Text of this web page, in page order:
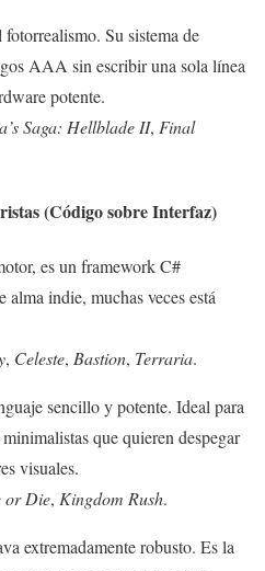
Su sistema de
AAA sin escribir una sola línea
potente.
Saga: Hellblade II, Final
(Código sobre Interfaz)
es un framework C#
indie, muchas veces está
, Celeste, Bastion, Terraria.
sencillo y potente. Ideal para
que quieren despegar
visuales.
or Die, Kingdom Rush.
extremadamente robusto. Es la